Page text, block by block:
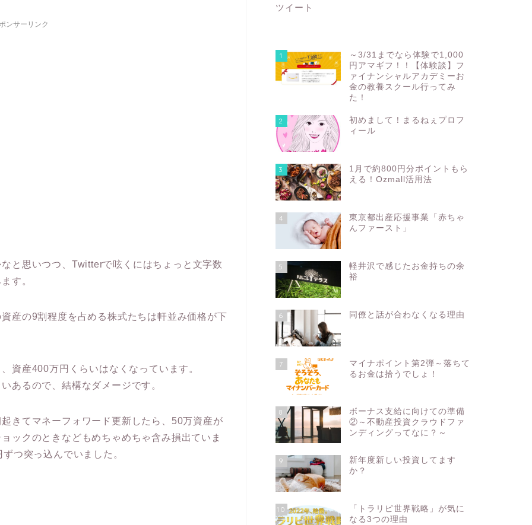
ンサーリンク
と思いつつ、Twitterで呟くにはちょっと文字数
す。
産の9割程度を占める株式たちは軒並み価格が下
資産400万円くらいはなくなっています。
あるので、結構なダメージです。
きてマネーフォワード更新したら、50万資産が
ックのときなどもめちゃめちゃ含み損出ていま
つ突っ込んでいました。
ツイート
1
～3/31までなら体験で1,000
円アマギフ！！【体験談】フ
ァイナンシャルアカデミーお
金の教養スクール行ってみ
た！
2
初めまして！まるねぇプロフ
ィール
3
1月で約800円分ポイントもら
える！Ozmall活用法
4
東京都出産応援事業「赤ちゃ
んファースト」
5
軽井沢で感じたお金持ちの余
裕
6 同僚と話が合わなくなる理由
7
マイナポイント第2弾～落ちて
るお金は拾うでしょ！
8
ボーナス支給に向けての準備
②～不動産投資クラウドファ
ンディングってなに？～
9
新年度新しい投資してます
か？
10
「トラリピ世界戦略」が気に
なる3つの理由